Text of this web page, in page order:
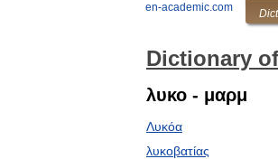
en-academic.com
Dictionary
λυκο - μαρμ
Λυκόα
λυκοβατίας